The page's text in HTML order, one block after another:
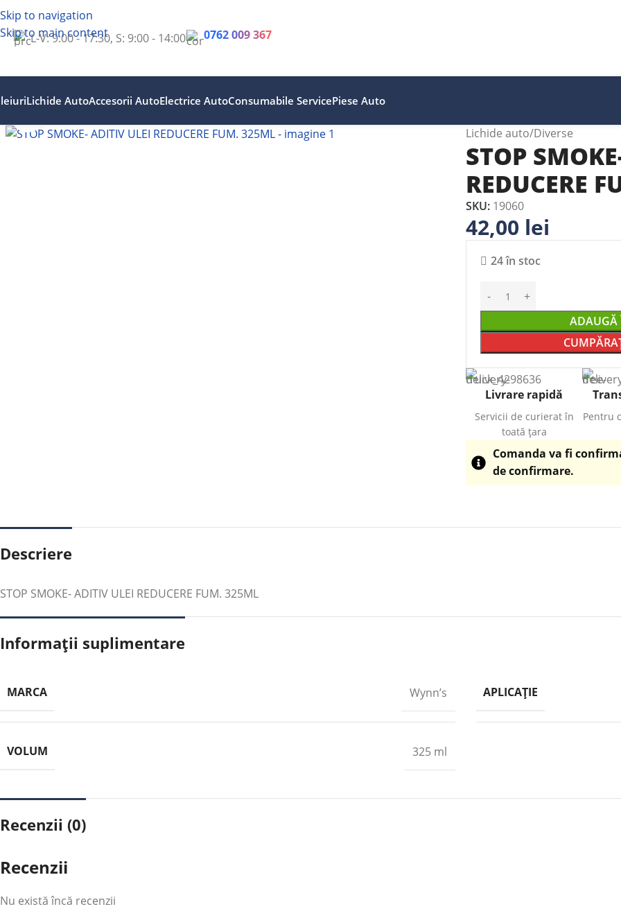
Skip to navigation
Skip to main content
L-V: 9:00 - 17:30, S: 9:00 - 14:00 0762 009 367
Lichide AutoAccesorii AutoElectrice AutoConsumabile ServicePiese Auto
Lichide auto Diverse
STOP
REDUCERE
SKU: 19060
42,00 lei
24 în stoc
ADAUGĂ
Livrare rapidă
Servicii de curierat în
toată țara
Pentru
Comanda va fi
de confirmare.
Descriere
STOP SMOKE- ADITIV ULEI REDUCERE FUM. 325ML
Informații suplimentare
MARCA Wynn’s APLICAȚIE
VOLUM 325 ml
Recenzii (0)
Recenzii
Nu există încă recenzii